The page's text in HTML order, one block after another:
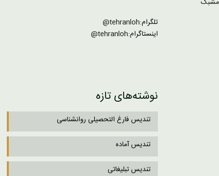
تلگرام:tehranloh@
اینستاگرام:tehranloh@
نوشته‌های تازه
تندیس فارغ التحصیلی روانشناسی
تندیس آماده
تندیس تبلیغاتی